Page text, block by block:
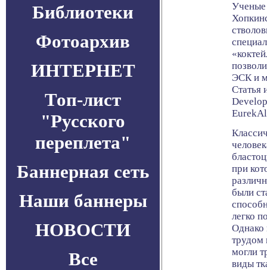
Библиотеки
Фотоархив
ИНТЕРНЕТ
Топ-лист
"Русского
переплета"
Баннерная сеть
Наши баннеры
НОВОСТИ
Все
Ученые
ЭСК и
Статья
при
были
легко
Однако
трудом
могли
виды